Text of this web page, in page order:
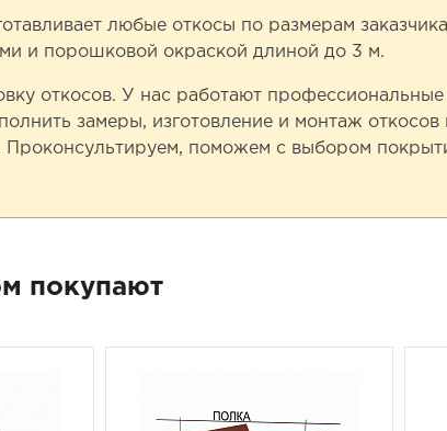
любые откосы по размерам
и порошковой окраской длиной до 3 м.
откосов. У нас работают
замеры, изготовление и монтаж
Проконсультируем, поможем с выбором
покупают